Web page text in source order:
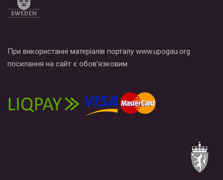
При використанні матеріалів порталу www.upogau.org
посилання на сайт є обов’язковим.